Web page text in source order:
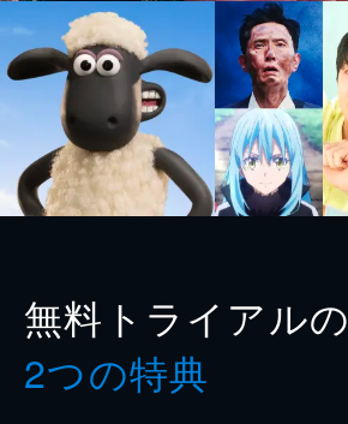
無料トライアルの
2つの特典